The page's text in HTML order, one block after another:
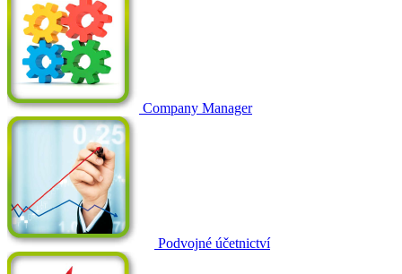
Company Manager
Podvojné účetnictví